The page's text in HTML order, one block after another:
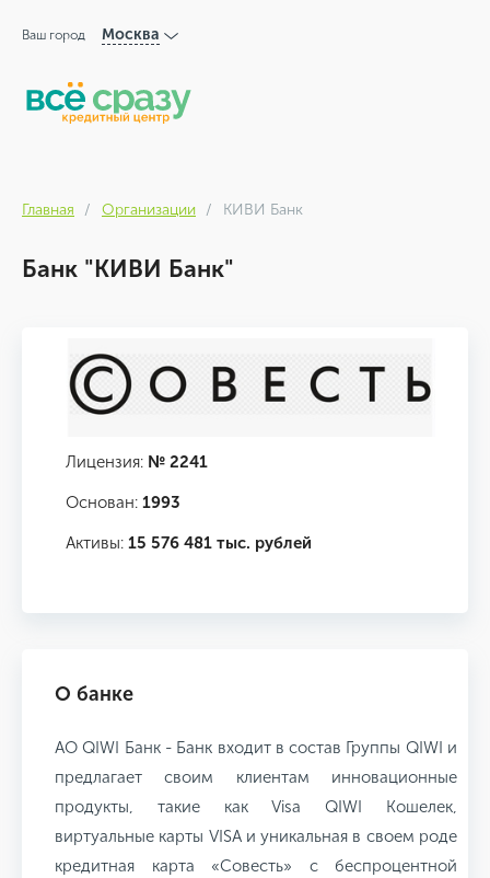
Ваш город Москва
Главная Организации КИВИ Банк
Банк "КИВИ Банк"
Лицензия: № 2241
Основан: 1993
Активы: 15 576 481 тыс. рублей
О банке
АО QIWI Банк - Банк входит в состав Группы QIWI и
предлагает своим клиентам инновационные
продукты, такие как Visa QIWI Кошелек,
виртуальные карты VISA и уникальная в своем роде
кредитная карта «Совесть» с беспроцентной